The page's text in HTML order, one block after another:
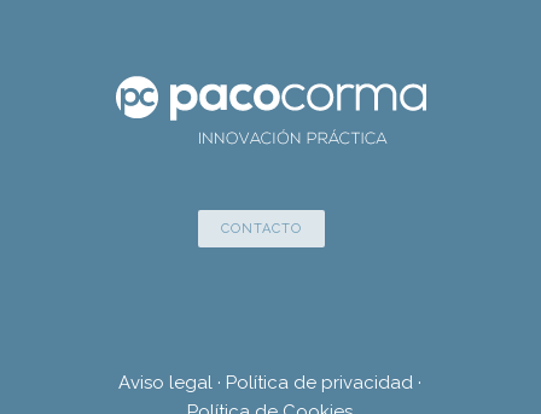
CONTACTO
Aviso legal · Política de privacidad ·